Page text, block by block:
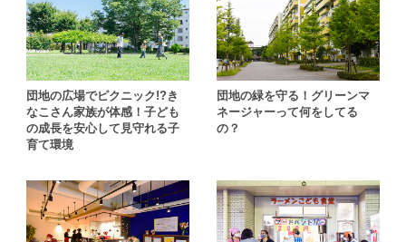
団地の広場でピクニック!?き
なこさん家族が体感！子ども
の成長を安心して見守れる子
育て環境
団地の緑を守る！グリーンマ
ネージャーって何をしてる
の？